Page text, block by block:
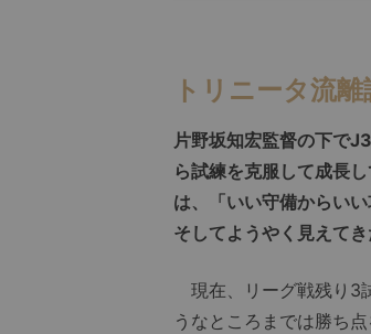
トリニータ流離
片野坂知宏監督の下で
ら試練を克服して成長
は、「いい守備からい
そしてようやく見えて
現在、リーグ戦残り3
うなところまでは勝ち